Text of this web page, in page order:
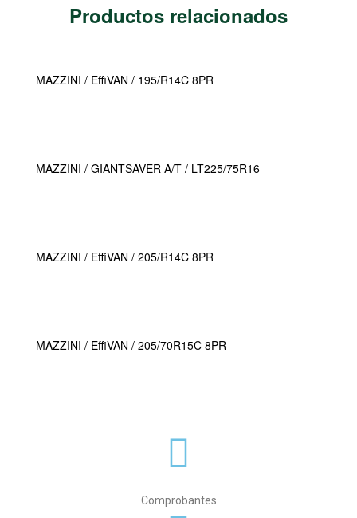
Productos relacionados
MAZZINI / EffiVAN / 195/R14C 8PR
MAZZINI / GIANTSAVER A/T / LT225/75R16
MAZZINI / EffiVAN / 205/R14C 8PR
MAZZINI / EffiVAN / 205/70R15C 8PR
Comprobantes